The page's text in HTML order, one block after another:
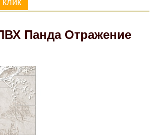
Панда Отражение